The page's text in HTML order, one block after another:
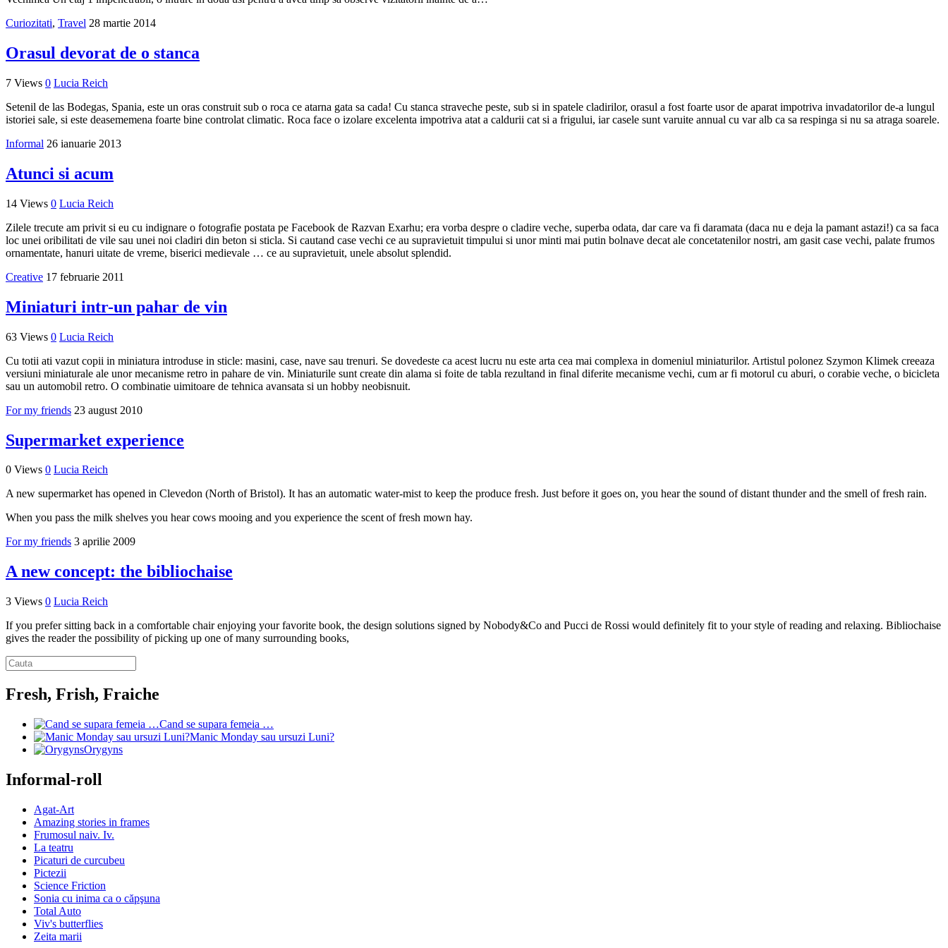
Curiozitati, Travel 28 martie 2014
Orasul devorat de o stanca
7 Views 0 Lucia Reich
Setenil de las Bodegas, Spania, este un oras construit sub o roca ce atarna gata sa cada! Cu stanca straveche peste, sub si in spatele cladirilor, orasul a fost foarte usor de aparat impotriva invadatorilor de-a lungul
istoriei sale, si este deasememena foarte bine controlat climatic. Roca face o izolare excelenta impotriva atat a caldurii cat si a frigului, iar casele sunt varuite annual cu var alb ca sa respinga si nu sa atraga soarele.
Informal 26 ianuarie 2013
Atunci si acum
14 Views 0 Lucia Reich
Zilele trecute am privit si eu cu indignare o fotografie postata pe Facebook de Razvan Exarhu; era vorba despre o cladire veche, superba odata, dar care va fi daramata (daca nu e deja la pamant astazi!) ca sa faca
loc unei oribilitati de vile sau unei noi cladiri din beton si sticla. Si cautand case vechi ce au supravietuit timpului si unor minti mai putin bolnave decat ale concetatenilor nostri, am gasit case vechi, palate frumos
ornamentate, hanuri uitate de vreme, biserici medievale … ce au supravietuit, unele absolut splendid.
Creative 17 februarie 2011
Miniaturi intr-un pahar de vin
63 Views 0 Lucia Reich
Cu totii ati vazut copii in miniatura introduse in sticle: masini, case, nave sau trenuri. Se dovedeste ca acest lucru nu este arta cea mai complexa in domeniul miniaturilor. Artistul polonez Szymon Klimek creeaza
versiuni miniaturale ale unor mecanisme retro in pahare de vin. Miniaturile sunt create din alama si foite de tabla rezultand in final diferite mecanisme vechi, cum ar fi motorul cu aburi, o corabie veche, o bicicleta
sau un automobil retro. O combinatie uimitoare de tehnica avansata si un hobby neobisnuit.
For my friends 23 august 2010
Supermarket experience
0 Views 0 Lucia Reich
A new supermarket has opened in Clevedon (North of Bristol). It has an automatic water-mist to keep the produce fresh. Just before it goes on, you hear the sound of distant thunder and the smell of fresh rain.
When you pass the milk shelves you hear cows mooing and you experience the scent of fresh mown hay.
For my friends 3 aprilie 2009
A new concept: the bibliochaise
3 Views 0 Lucia Reich
If you prefer sitting back in a comfortable chair enjoying your favorite book, the design solutions signed by Nobody&Co and Pucci de Rossi would definitely fit to your style of reading and relaxing. Bibliochaise
gives the reader the possibility of picking up one of many surrounding books,
Fresh, Frish, Fraiche
Cand se supara femeia …
Manic Monday sau ursuzi Luni?
Orygyns
Informal-roll
Agat-Art
Amazing stories in frames
Frumosul naiv. Iv.
La teatru
Picaturi de curcubeu
Pictezii
Science Friction
Sonia cu inima ca o căpşuna
Total Auto
Viv's butterflies
Zeita marii